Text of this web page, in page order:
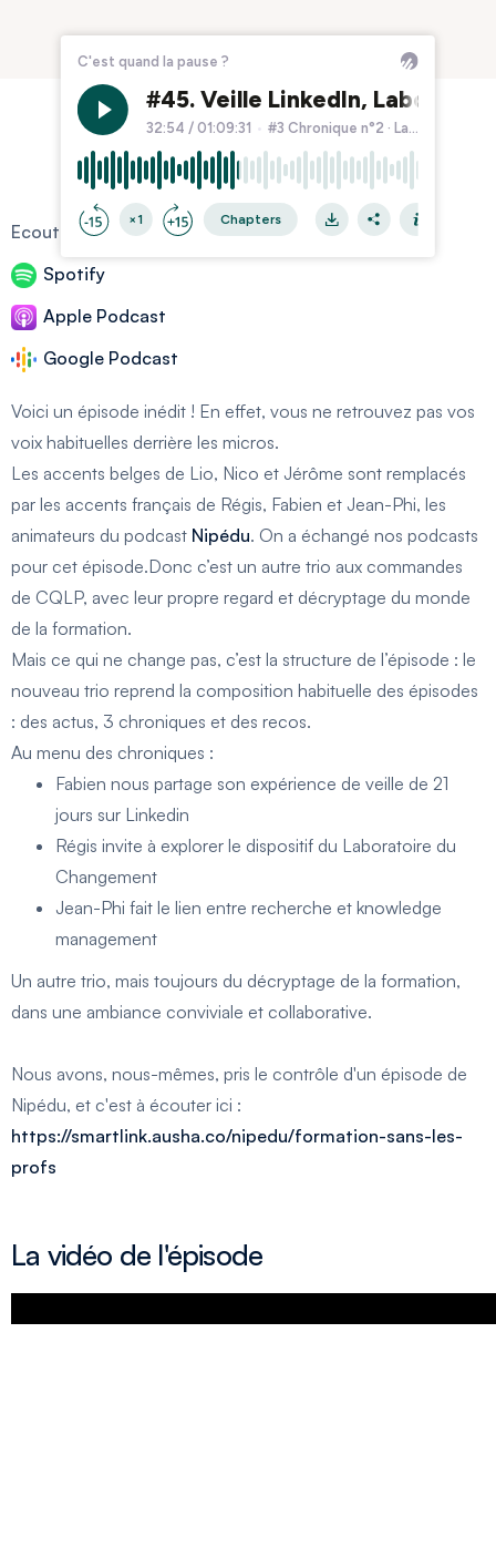
Ecoutez le podcast sur
Spotify
Apple Podcast
Google Podcast
Voici un épisode inédit ! En effet, vous ne retrouvez pas vos
voix habituelles derrière les micros.
Les accents belges de Lio, Nico et Jérôme sont remplacés
par les accents français de Régis, Fabien et Jean-Phi, les
animateurs du podcast Nipédu. On a échangé nos podcasts
pour cet épisode.Donc c’est un autre trio aux commandes
de CQLP, avec leur propre regard et décryptage du monde
de la formation.
Mais ce qui ne change pas, c’est la structure de l’épisode : le
nouveau trio reprend la composition habituelle des épisodes
: des actus, 3 chroniques et des recos.
Au menu des chroniques :
Fabien nous partage son expérience de veille de 21
jours sur Linkedin
Régis invite à explorer le dispositif du Laboratoire du
Changement
Jean-Phi fait le lien entre recherche et knowledge
management
Un autre trio, mais toujours du décryptage de la formation,
dans une ambiance conviviale et collaborative.
Nous avons, nous-mêmes, pris le contrôle d'un épisode de
Nipédu, et c'est à écouter ici :
https://smartlink.ausha.co/nipedu/formation-sans-les-
profs
La vidéo de l'épisode